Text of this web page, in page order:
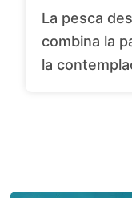
La pesca desde embarcación ligera
combina la
la